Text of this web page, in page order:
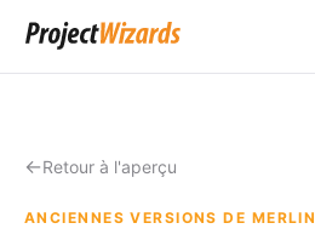
Retour à l'aperçu
ANCIENNES VERSIONS DE MERLIN